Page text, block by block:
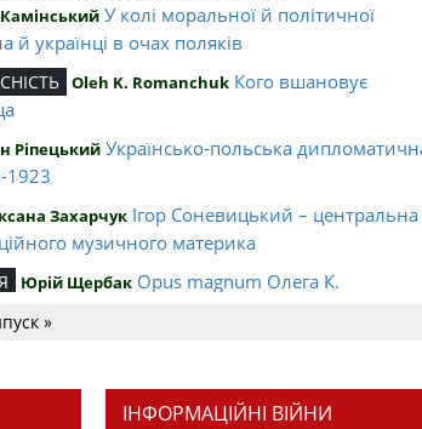
У колі моральної й політичної
й українці в очах поляків
Oleh K. Romanchuk Кого вшановує
Ріпецький Українсько-польська
1923
Захарчук Ігор Соневицький – центральна
музичного материка
Юрій Щербак Opus magnum Олега К.
Журавель і синиця як уособлення
»
ІНФОРМАЦІЙНІ ВІЙНИ